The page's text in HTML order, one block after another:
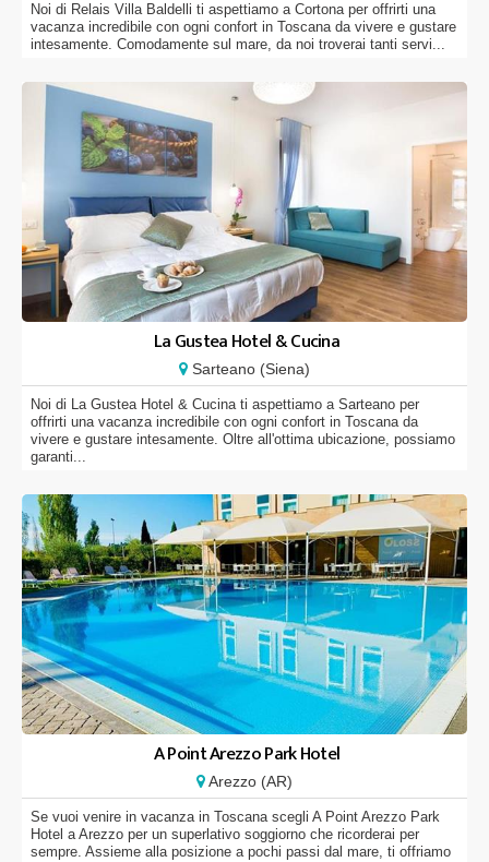
Noi di Relais Villa Baldelli ti aspettiamo a Cortona per offrirti una
vacanza incredibile con ogni confort in Toscana da vivere e gustare
intesamente. Comodamente sul mare, da noi troverai tanti servi...
La Gustea Hotel & Cucina
Sarteano (Siena)
Noi di La Gustea Hotel & Cucina ti aspettiamo a Sarteano per
offrirti una vacanza incredibile con ogni confort in Toscana da
vivere e gustare intesamente. Oltre all'ottima ubicazione, possiamo
garanti...
A Point Arezzo Park Hotel
Arezzo (AR)
Se vuoi venire in vacanza in Toscana scegli A Point Arezzo Park
Hotel a Arezzo per un superlativo soggiorno che ricorderai per
sempre. Assieme alla posizione a pochi passi dal mare, ti offriamo